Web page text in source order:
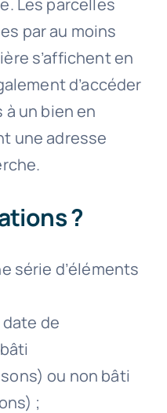
par au moins
s’affichent en
d’accéder
un bien en
une adresse
?
série d’éléments
de
ou non bâti
;